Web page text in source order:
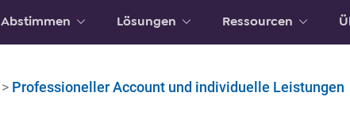
p
Abstimmen Lösungen Ressourcen
> Professioneller Account und individuelle Leistungen